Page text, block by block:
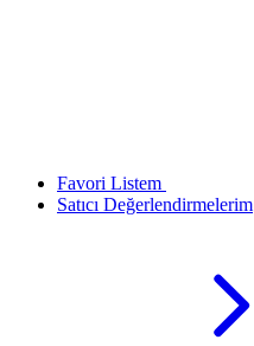
Favori Listem
Satıcı Değerlendirmelerim